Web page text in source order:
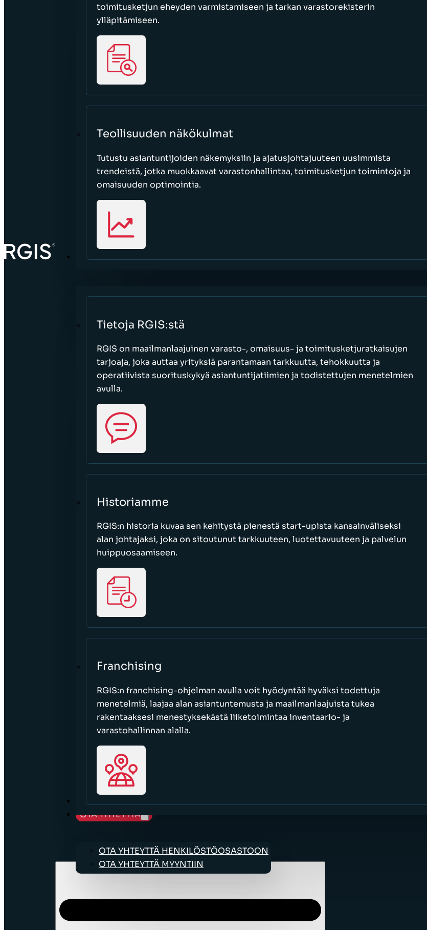
toimitusketjun eheyden varmistamiseen ja tarkan varastorekisterin
ylläpitämiseen.
Teollisuuden näkökulmat
Tutustu asiantuntijoiden näkemyksiin ja ajatusjohtajuuteen uusimmista
trendeistä, jotka muokkaavat varastonhallintaa, toimitusketjun toimintoja ja
omaisuuden optimointia.
TIETOJA
Tietoja RGIS:stä
RGIS on maailmanlaajuinen varasto-, omaisuus- ja toimitusketjuratkaisujen
tarjoaja, joka auttaa yrityksiä parantamaan tarkkuutta, tehokkuutta ja
operatiivista suorituskykyä asiantuntijatiimien ja todistettujen menetelmien
avulla.
Historiamme
RGIS:n historia kuvaa sen kehitystä pienestä start-upista kansainväliseksi
alan johtajaksi, joka on sitoutunut tarkkuuteen, luotettavuuteen ja palvelun
huippuosaamiseen.
Franchising
RGIS:n franchising-ohjelman avulla voit hyödyntää hyväksi todettuja
menetelmiä, laajaa alan asiantuntemusta ja maailmanlaajuista tukea
rakentaaksesi menestyksekästä liiketoimintaa inventaario- ja
varastohallinnan alalla.
URAMAHDOLLISUUDET
OTA YHTEYTTÄ
OTA YHTEYTTÄ HENKILÖSTÖOSASTOON
OTA YHTEYTTÄ MYYNTIIN